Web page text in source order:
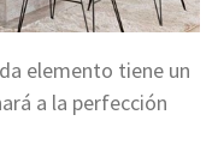
elemento tiene un
a la perfección